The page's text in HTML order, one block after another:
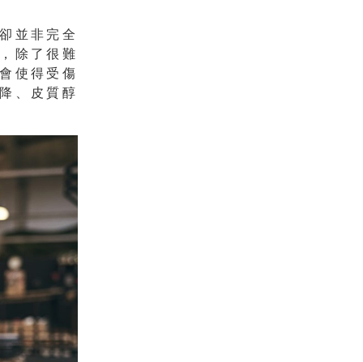
並非完全
除了很難
使得受傷
、皮質醇